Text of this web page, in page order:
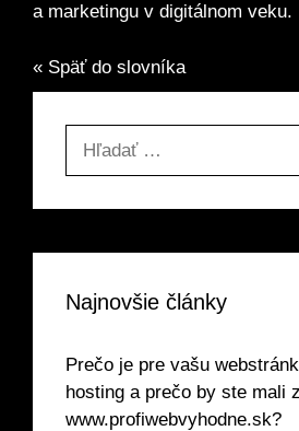
a marketingu v digitálnom veku.
« Späť do slovníka
Najnovšie články
Prečo je pre vašu
hosting a prečo by ste mali
www.profiwebvyhodne.sk?